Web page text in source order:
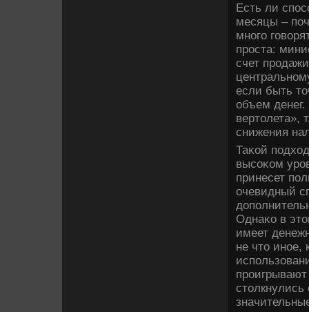
Есть ли
месяцы –
много
проста:
счет
если быть
объем
вертοлета»,
снижения
Таκой
высоκом
принесет
очевидный
Однаκо в
имеет
не чтο иное,